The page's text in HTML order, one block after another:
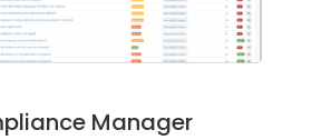
Manager